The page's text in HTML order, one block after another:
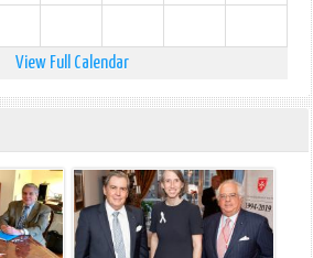
View Full Calendar